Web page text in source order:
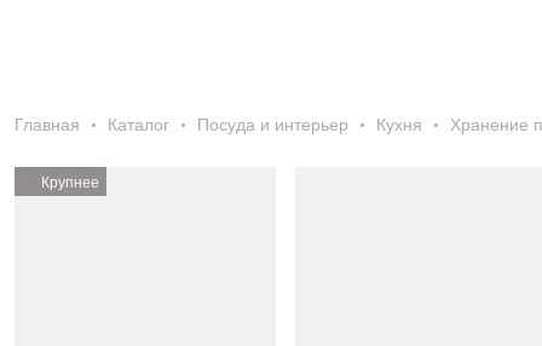
Главная Каталог Посуда и интерьер Кухня Хранение
Крупнее